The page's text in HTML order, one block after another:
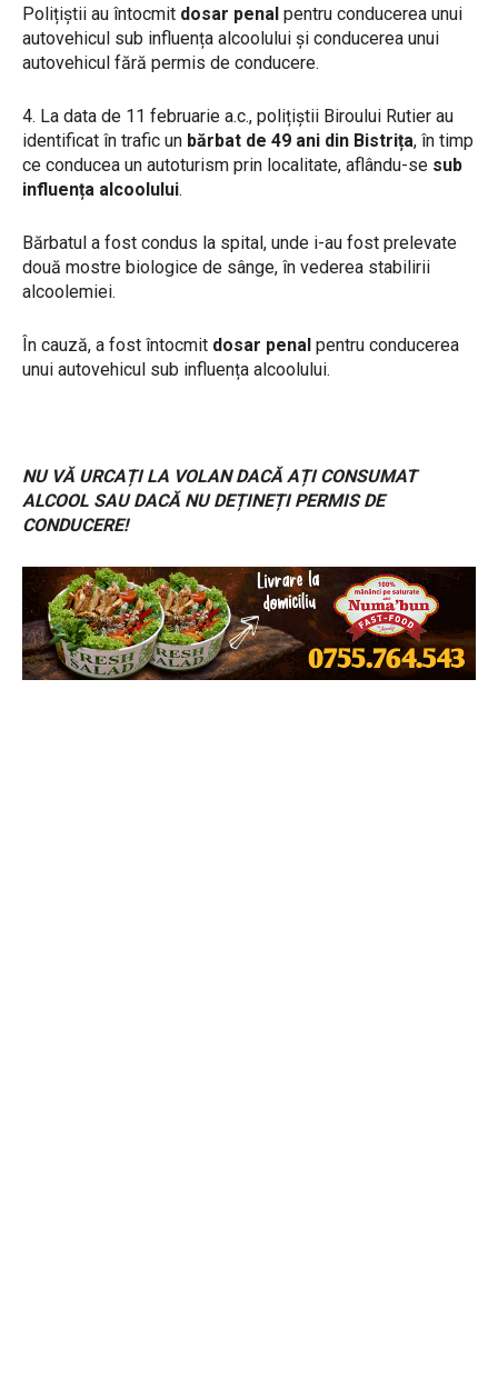
Polițiștii au întocmit dosar penal pentru conducerea unui
autovehicul sub influența alcoolului și conducerea unui
autovehicul fără permis de conducere.
4. La data de 11 februarie a.c., polițiștii Biroului Rutier au
identificat în trafic un bărbat de 49 ani din Bistrița, în timp
ce conducea un autoturism prin localitate, aflându-se sub
influența alcoolului.
Bărbatul a fost condus la spital, unde i-au fost prelevate
două mostre biologice de sânge, în vederea stabilirii
alcoolemiei.
În cauză, a fost întocmit dosar penal pentru conducerea
unui autovehicul sub influența alcoolului.
NU VĂ URCAȚI LA VOLAN DACĂ AȚI CONSUMAT
ALCOOL SAU DACĂ NU DEȚINEȚI PERMIS DE
CONDUCERE!